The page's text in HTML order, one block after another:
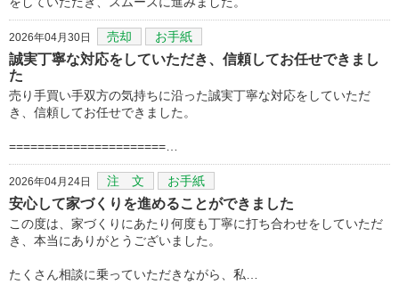
2026年04月30日 売却 お手紙
誠実丁寧な対応をしていただき、信頼してお任せできまし
た
売り手買い手双方の気持ちに沿った誠実丁寧な対応をしていただ
き、信頼してお任せできました。
======================…
2026年04月24日 注 文 お手紙
安心して家づくりを進めることができました
この度は、家づくりにあたり何度も丁寧に打ち合わせをしていただ
き、本当にありがとうございました。
たくさん相談に乗っていただきながら、私…